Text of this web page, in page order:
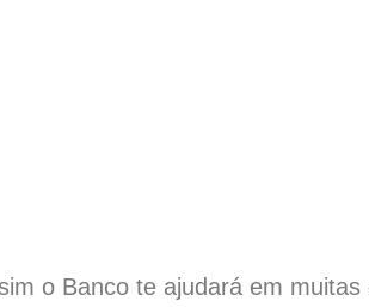
o Banco te ajudará em